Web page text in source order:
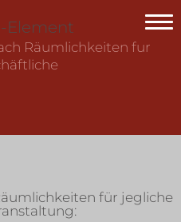
Räumlichkeiten für
für jegliche